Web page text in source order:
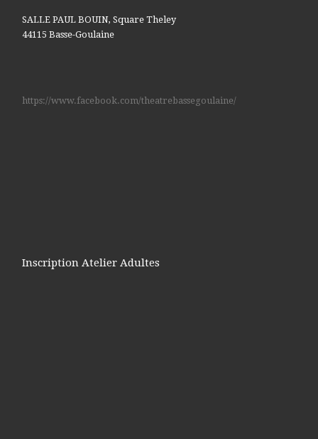
SALLE PAUL BOUIN, Square Theley
44115 Basse-Goulaine
https://www.facebook.com/theatrebassegoulaine/
Inscription Atelier Adultes